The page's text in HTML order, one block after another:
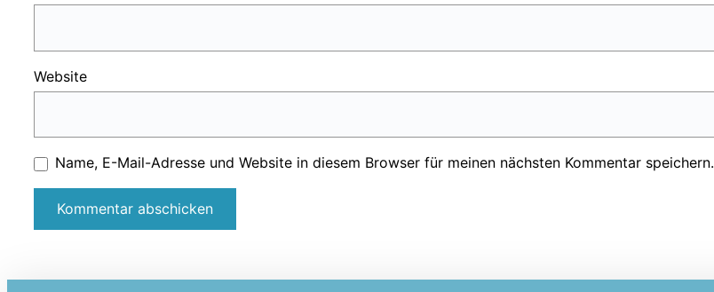
Website
Name, E-Mail-Adresse und Website in diesem Browser für meinen nächsten Kommentar speichern.